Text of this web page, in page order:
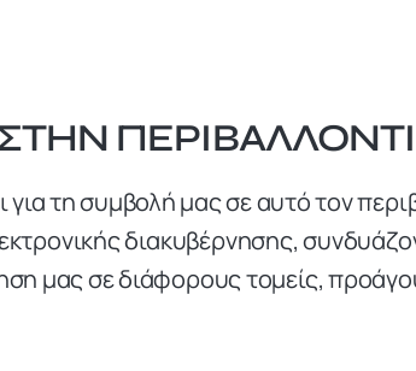
για τη συμβολή μας σε αυτό τον
διακυβέρνησης,
μας σε διάφορους τομείς,